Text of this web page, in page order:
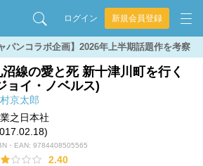
ログイン 新規会員登録
パンコラボ企画】2026年上半期話題作を考察
沼線の愛と死 新十津川町を行く
ョイ・ノベルス)
京太郎
之日本社
・EAN: 9784408505565
2.40